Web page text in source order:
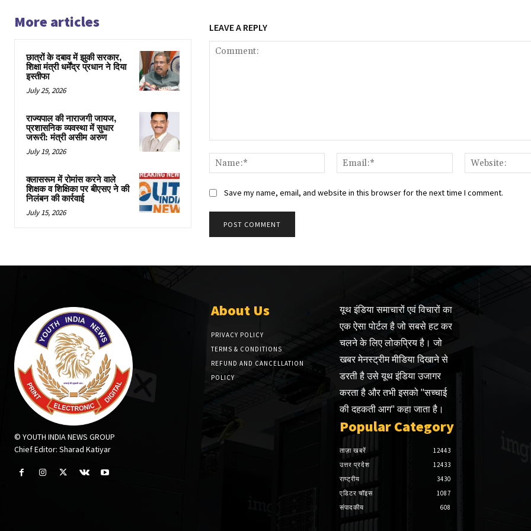
More articles
छात्रों के दबाव में झुकी सरकार,
शिक्षा मंत्री धर्मेंद्र प्रधान ने दिया
इस्तीफा
July 25, 2026
राज्यपाल की नाराजगी जायज,
प्रशासनिक व्यवस्था में सुधार
जरूरी: मंत्री असीम अरुण
July 19, 2026
क्लासरूम में रोमांस करने वाले
शिक्षक व शिक्षिका पर बीएसए ने की
निलंबन की कार्रवाई
July 15, 2026
LEAVE A REPLY
Name:*
Email:*
Save my name, email, and website in this browser for the next time I comment.
© YOUTH INDIA NEWS GROUP
Chief Editor: Sharad Katiyar
About Us
PRIVACY POLICY
TERMS & CONDITIONS
REFUND AND CANCELLATION
POLICY
यूथ इंडिया समाचारों एवं विचारों का
एक ऐसा पोर्टल है जो सबसे हट कर
चलने के लिए लोकप्रिय है। जो
खबर मेनस्ट्रीम मीडिया दिखाने से
डरती है उसे यूथ इंडिया उजागर
करता है और तभी इसको "सच्चाई
की दहकती आग" कहा जाता है।
Popular Category
ताज़ा खबरें
12443
उत्तर प्रदेश
12433
राष्ट्रीय
3430
एडिटर चॉइस
1087
संपादकीय
608